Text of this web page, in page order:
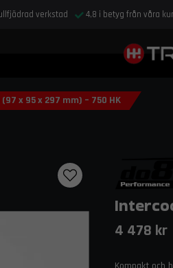
verkstad 4,8 i betyg från våra
x 95 x 297 mm) – 750 HK
4 478 kr